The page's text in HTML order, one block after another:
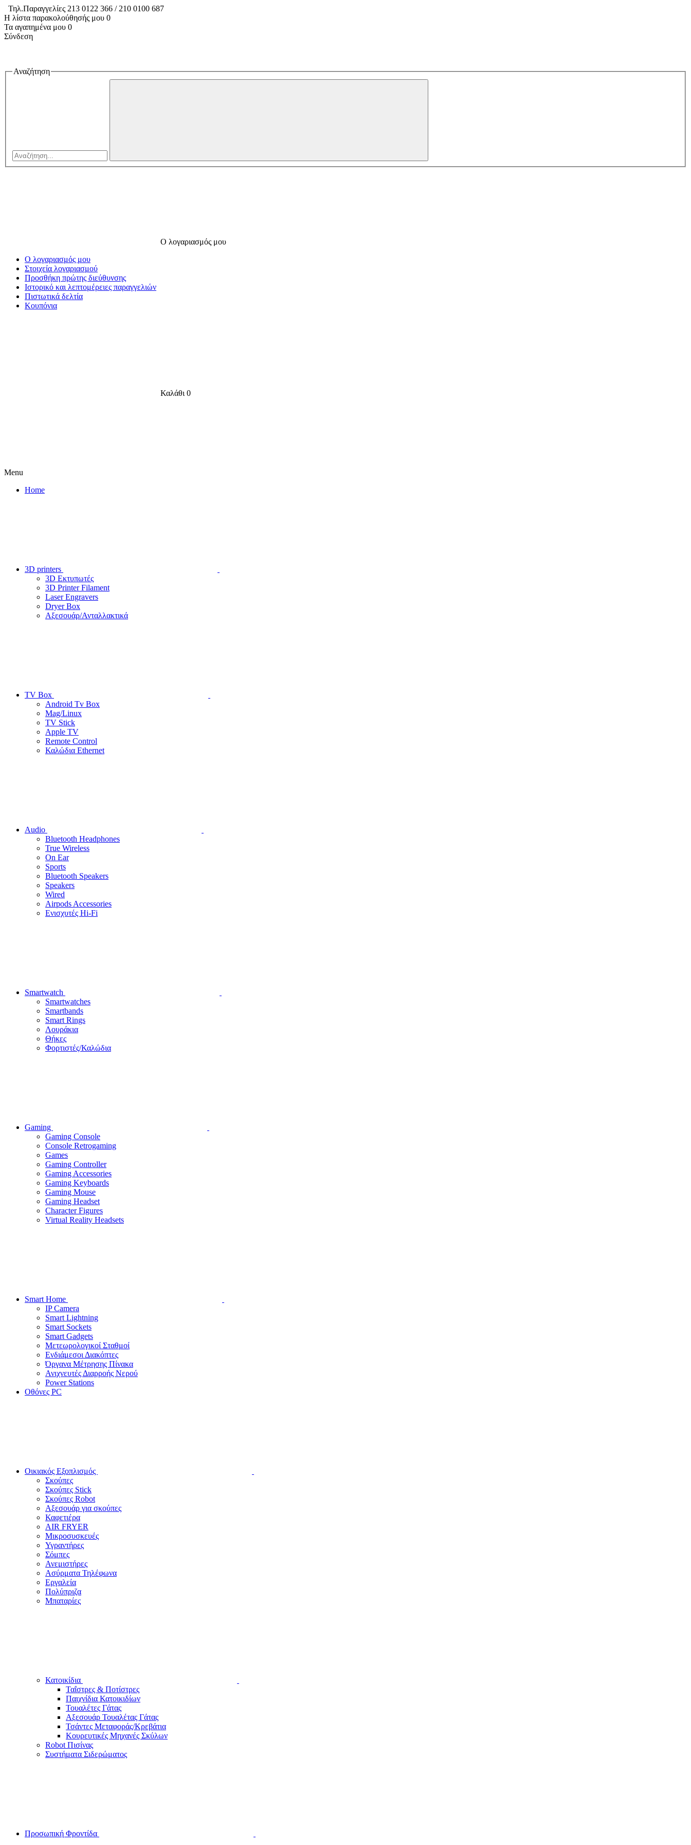
Τηλ.Παραγγελίες 213 0122 366 / 210 0100 687
Η λίστα παρακολούθησής μου 0
Τα αγαπημένα μου 0
Σύνδεση
Αναζήτηση
Ο λογαριασμός μου
Ο λογαριασμός μου
Στοιχεία λογαριασμού
Προσθήκη πρώτης διεύθυνσης
Ιστορικό και λεπτομέρειες παραγγελιών
Πιστωτικά δελτία
Κουπόνια
Καλάθι 0
Menu
Home
3D printers
3D Εκτυπωτές
3D Printer Filament
Laser Engravers
Dryer Box
Αξεσουάρ/Ανταλλακτικά
TV Box
Android Tv Box
Mag/Linux
TV Stick
Apple TV
Remote Control
Καλώδια Ethernet
Audio
Bluetooth Headphones
True Wireless
On Ear
Sports
Bluetooth Speakers
Speakers
Wired
Airpods Accessories
Ενισχυτές Hi-Fi
Smartwatch
Smartwatches
Smartbands
Smart Rings
Λουράκια
Θήκες
Φορτιστές/Καλώδια
Gaming
Gaming Console
Console Retrogaming
Games
Gaming Controller
Gaming Accessories
Gaming Keyboards
Gaming Mouse
Gaming Headset
Character Figures
Virtual Reality Headsets
Smart Home
IP Camera
Smart Lightning
Smart Sockets
Smart Gadgets
Μετεωρολογικοί Σταθμοί
Ενδιάμεσοι Διακόπτες
Όργανα Μέτρησης Πίνακα
Ανιχνευτές Διαρροής Νερού
Power Stations
Οθόνες PC
Οικιακός Εξοπλισμός
Σκούπες
Σκούπες Stick
Σκούπες Robot
Αξεσουάρ για σκούπες
Καφετιέρα
AIR FRYER
Μικροσυσκευές
Υγραντήρες
Σόμπες
Ανεμιστήρες
Ασύρματα Τηλέφωνα
Εργαλεία
Πολύπριζα
Μπαταρίες
Κατοικίδια
Ταΐστρες & Ποτίστρες
Παιχνίδια Κατοικιδίων
Τουαλέτες Γάτας
Αξεσουάρ Τουαλέτας Γάτας
Τσάντες Μεταφοράς/Κρεβάτια
Κουρευτικές Μηχανές Σκύλων
Robot Πισίνας
Συστήματα Σιδερώματος
Προσωπική Φροντίδα